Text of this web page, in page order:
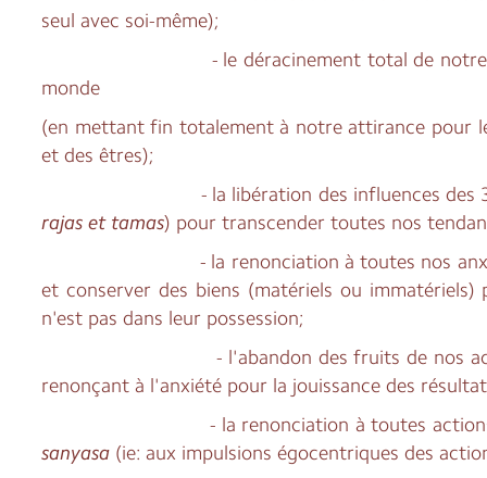
seul avec soi-même);
- le déracinement total de notre
monde
(en mettant fin totalement à notre attirance pour
et des êtres);
- la libération des influences des
rajas et tamas) pour transcender toutes nos
- la renonciation à toutes nos
et conserver des biens (matériels ou immatériels)
n'est pas dans leur possession;
- l'abandon des fruits de nos
renonçant à l'anxiété pour la jouissance des
- la renonciation à toutes
sanyasa (ie: aux impulsions égocentriques des